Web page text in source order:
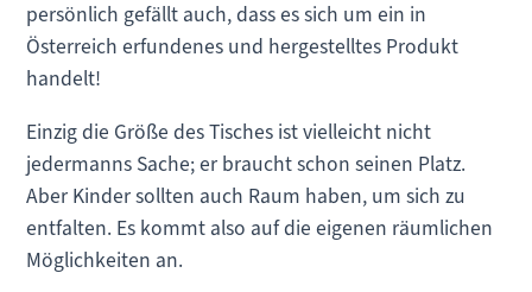
persönlich gefällt auch, dass es sich um ein in
Österreich erfundenes und hergestelltes Produkt
handelt!
Einzig die Größe des Tisches ist vielleicht nicht
jedermanns Sache; er braucht schon seinen Platz.
Aber Kinder sollten auch Raum haben, um sich zu
entfalten. Es kommt also auf die eigenen räumlichen
Möglichkeiten an.